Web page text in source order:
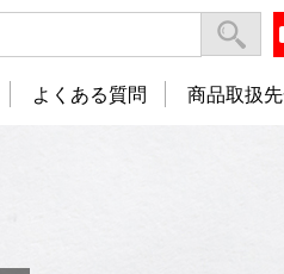
よくある質問 商品取扱